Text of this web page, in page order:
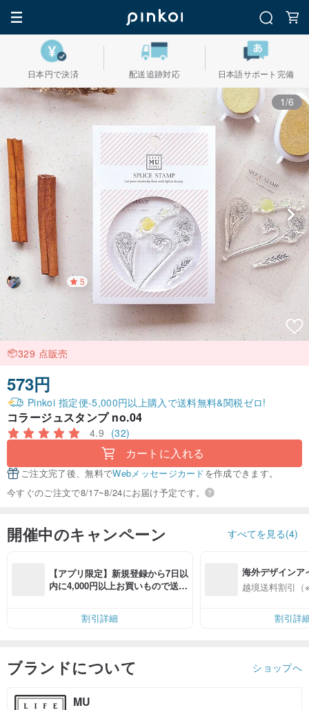
日本円で決済 配送追跡対応 日本語サポート完備
1/6
5
329 点販売
573円
Pinkoi 指定便-5,000円以上購入で送料無料&関税ゼロ!
コラージュスタンプ no.04
4.9 (32)
カートに入れる
ご注文完了後、無料でWebメッセージカードを作成できます。
今すぐのご注文で8/17~8/24にお届け予定です。
開催中のキャンペーン すべてを見る(4)
【アプリ限定】新規登録から7日以
内に4,000円以上お買いもので送料
割引詳細
海外デザインア
入
越境送料割引（
割引詳
ブランドについて ショップへ
MU